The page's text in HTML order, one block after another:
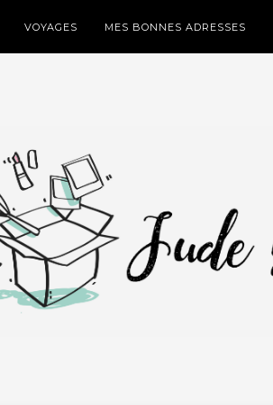
VOYAGES MES BONNES ADRESSES